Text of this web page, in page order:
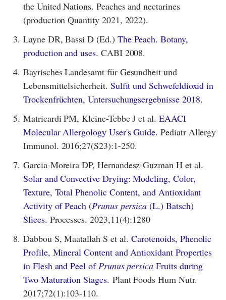
the United Nations. Peaches and nectarines
(production Quantity 2021, 2022).
3. Layne DR, Bassi D (Ed.) The Peach. Botany,
production and uses. CABI 2008.
4. Bayrisches Landesamt für Gesundheit und
Lebensmittelsicherheit. Sulfit und Schwefeldioxid in
Trockenfrüchten, Untersuchungsergebnisse 2018.
5. Matricardi PM, Kleine-Tebbe J et al.EAACI
Molecular Allergology User's Guide. Pediatr Allergy
Immunol. 2016;27(S23):1-250.
7. Garcia-Moreira DP, Hernandesz-Guzman H et al.
Solar and Convective Drying: Modeling, Color,
Texture, Total Phenolic Content, and Antioxidant
Activity of Peach (Prunus persica (L.) Batsch)
Slices. Processes. 2023,11(4):1280
8. Dabbou S, Maatallah S et al.Carotenoids, Phenolic
Profile, Mineral Content and Antioxidant Properties
in Flesh and Peel ofPrunus persica Fruits during
Two Maturation Stages. Plant Foods Hum Nutr.
2017;72(1):103-110.